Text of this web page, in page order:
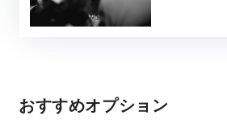
おすすめオプション